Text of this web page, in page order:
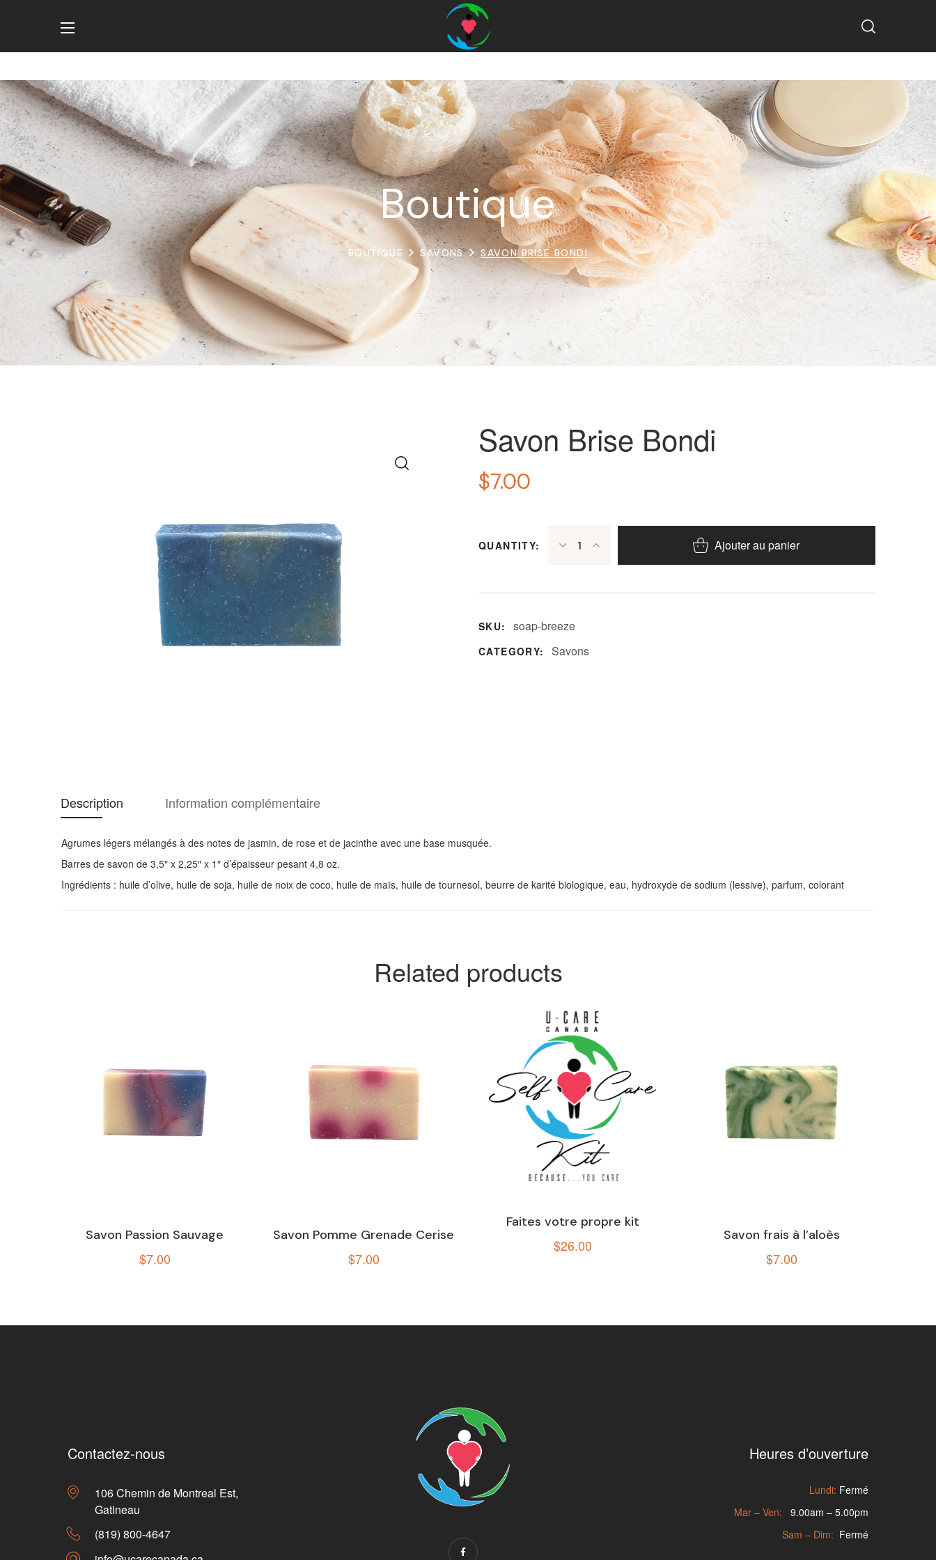
Boutique
BOUTIQUE SAVONS SAVON BRISE BONDI
Savon Brise Bondi
$7.00
QUANTITY: Ajouter au panier
SKU: soap-breeze
CATEGORY: Savons
Description Information complémentaire
Agrumes légers mélangés à des notes de jasmin, de rose et de jacinthe avec une base musquée.
Barres de savon de 3,5″ x 2,25″ x 1″ d’épaisseur pesant 4,8 oz.
Ingrédients : huile d’olive, huile de soja, huile de noix de coco, huile de maïs, huile de tournesol, beurre de karité biologique, eau, hydroxyde de sodium (lessive), parfum, colorant
Related products
Savon Passion Sauvage
$7.00
Savon Pomme Grenade Cerise
$7.00
Faites votre propre kit
$26.00
Savon frais à l’aloès
$7.00
Contactez-nous
106 Chemin de Montreal Est,
Gatineau
(819) 800-4647
Heures d’ouverture
Lundi: Fermé
Mar – Ven: 9.00am – 5.00pm
Sam – Dim: Fermé